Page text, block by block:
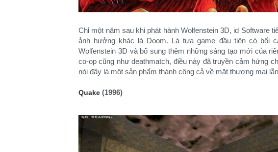
Chỉ một năm sau khi phát hành Wolfenstein 3D, id Software
ảnh hưởng khác là Doom. Là tựa game đầu tiên có bối
Wolfenstein 3D và bổ sung thêm những sáng tạo mới của
co-op cũng như deathmatch, điều này đã truyền cảm hứng
nói đây là một sản phẩm thành công cả về mặt thương mại
Quake (1996)